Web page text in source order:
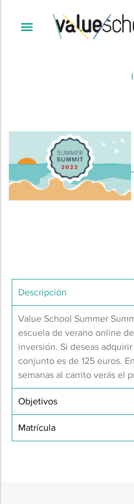
Descripción
Value School Summer
escuela de verano online
inversión. Si deseas
conjunto es de 125 euros.
semanas al carrito verás el
Objetivos
Matrícula